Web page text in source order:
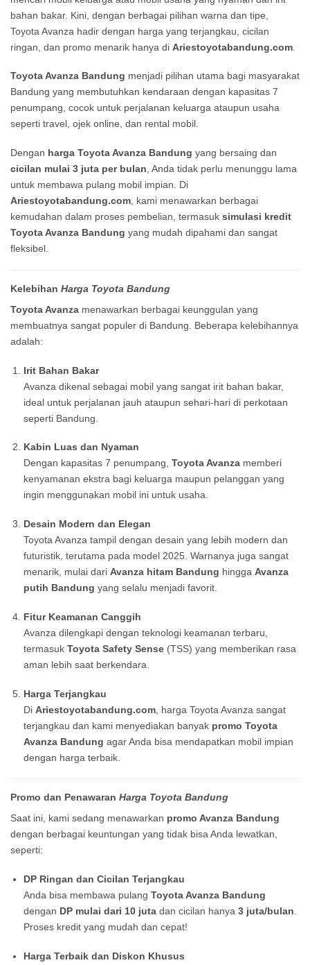
bahan bakar. Kini, dengan berbagai pilihan warna dan tipe,
Toyota Avanza hadir dengan harga yang terjangkau, cicilan
ringan, dan promo menarik hanya di Ariestoyotabandung.com
Toyota Avanza Bandung menjadi pilihan utama bagi masyarakat
Bandung yang membutuhkan kendaraan dengan kapasitas 7
penumpang, cocok untuk perjalanan keluarga ataupun usaha
seperti travel, ojek online, dan rental mobil.
Dengan harga Toyota Avanza Bandung yang bersaing dan
cicilan mulai 3 juta per bulan , Anda tidak perlu menunggu lama
untuk membawa pulang mobil impian. Di
Ariestoyotabandung.com , kami menawarkan berbagai
kemudahan dalam proses pembelian, termasuk simulasi kredit
Toyota Avanza Bandung yang mudah dipahami dan sangat
fleksibel.
Kelebihan Harga Toyota Bandung
Toyota Avanza menawarkan berbagai keunggulan yang
membuatnya sangat populer di Bandung. Beberapa kelebihannya
adalah:
Irit Bahan Bakar
Avanza dikenal sebagai mobil yang sangat irit bahan bakar,
ideal untuk perjalanan jauh ataupun sehari-hari di perkotaan
seperti Bandung.
Kabin Luas dan Nyaman
Dengan kapasitas 7 penumpang, Toyota Avanzamemberi
kenyamanan ekstra bagi keluarga maupun pelanggan yang
ingin menggunakan mobil ini untuk usaha.
Desain Modern dan Elegan
Toyota Avanza tampil dengan desain yang lebih modern dan
futuristik, terutama pada model 2025. Warnanya juga sangat
menarik, mulai dari Avanza hitam Bandung hingga Avanza
putih Bandung yang selalu menjadi favorit.
Fitur Keamanan Canggih
Avanza dilengkapi dengan teknologi keamanan terbaru,
termasuk Toyota Safety Sense(TSS) yang memberikan rasa
aman lebih saat berkendara.
Harga Terjangkau
Di Ariestoyotabandung.com, harga Toyota Avanza sangat
terjangkau dan kami menyediakan banyak promo Toyota
Avanza Bandung agar Anda bisa mendapatkan mobil impian
dengan harga terbaik.
Promo dan Penawaran Harga Toyota Bandung
Saat ini, kami sedang menawarkan promo Avanza Bandung
dengan berbagai keuntungan yang tidak bisa Anda lewatkan,
seperti:
DP Ringan dan Cicilan Terjangkau
Anda bisa membawa pulang Toyota Avanza Bandung
dengan DP mulai dari 10 jutadan cicilan hanya 3 juta/bulan
Proses kredit yang mudah dan cepat!
Harga Terbaik dan Diskon Khusus